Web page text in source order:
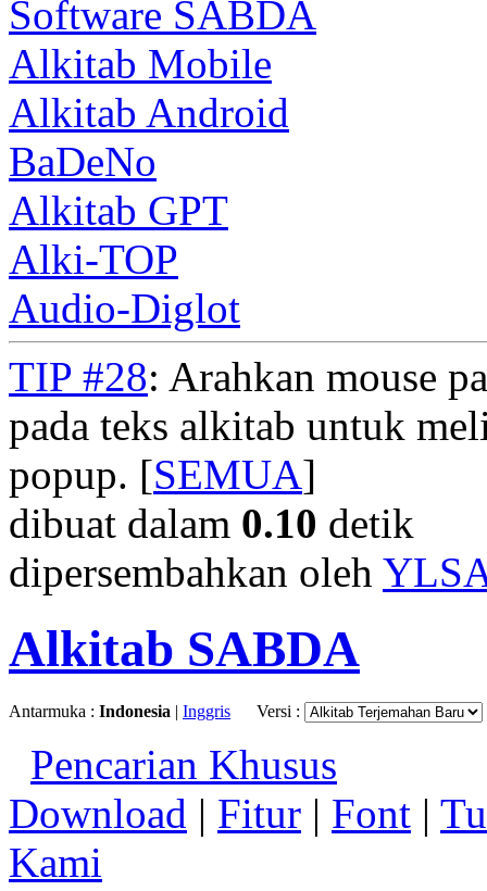
Software SABDA
Alkitab Mobile
Alkitab Android
BaDeNo
Alkitab GPT
Alki-TOP
Audio-Diglot
TIP #28: Arahkan mouse
pada teks alkitab untuk
popup. [SEMUA]
dibuat dalam 0.10 detik
dipersembahkan oleh
Alkitab SABDA
Antarmuka : Indonesia | Inggris Versi :
Pencarian Khusus
Download | Fitur | Font |
Kami